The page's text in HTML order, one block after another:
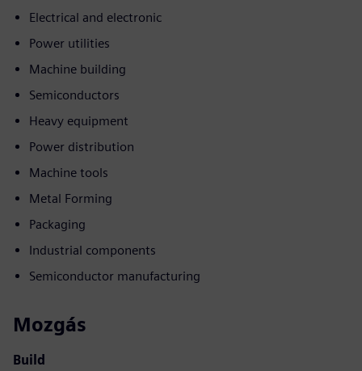
Electrical and electronic
Power utilities
Machine building
Semiconductors
Heavy equipment
Power distribution
Machine tools
Metal Forming
Packaging
Industrial components
Semiconductor manufacturing
Mozgás
Build